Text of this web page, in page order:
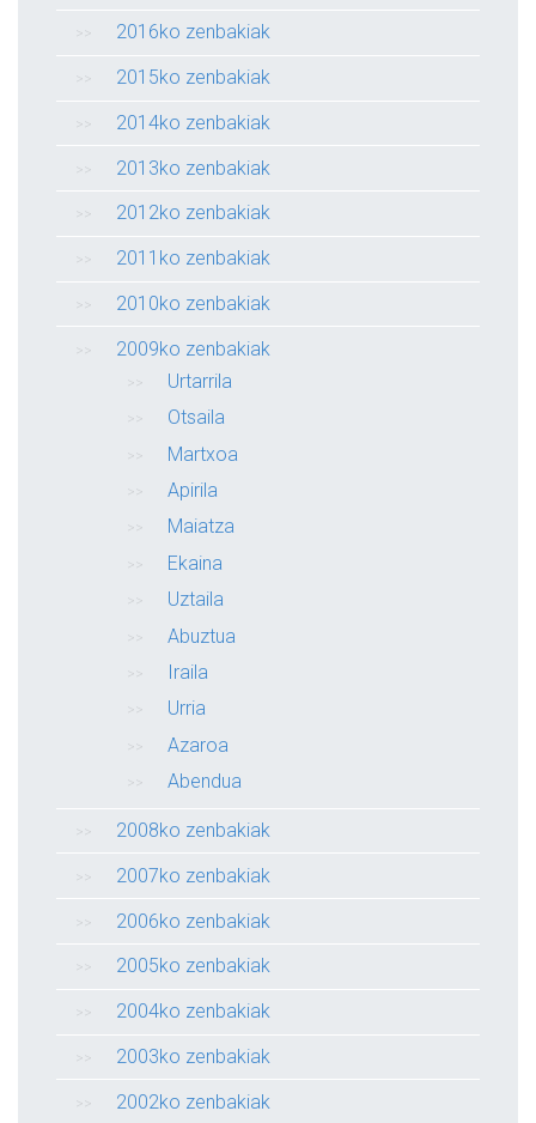
2016ko zenbakiak
2015ko zenbakiak
2014ko zenbakiak
2013ko zenbakiak
2012ko zenbakiak
2011ko zenbakiak
2010ko zenbakiak
2009ko zenbakiak
Urtarrila
Otsaila
Martxoa
Apirila
Maiatza
Ekaina
Uztaila
Abuztua
Iraila
Urria
Azaroa
Abendua
2008ko zenbakiak
2007ko zenbakiak
2006ko zenbakiak
2005ko zenbakiak
2004ko zenbakiak
2003ko zenbakiak
2002ko zenbakiak